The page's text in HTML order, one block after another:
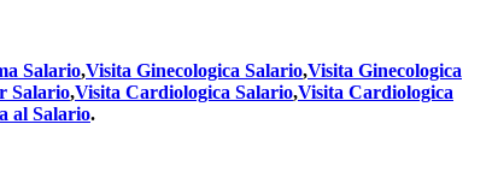
Salario,Visita Ginecologica Salario,Visita Ginecologica
Salario,Visita Cardiologica Salario,Visita Cardiologica
al Salario.